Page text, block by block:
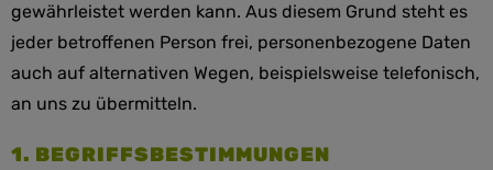
gewährleistet werden kann. Aus diesem Grund steht es
jeder betroffenen Person frei, personenbezogene Daten
auch auf alternativen Wegen, beispielsweise telefonisch,
an uns zu übermitteln.
1. BEGRIFFSBESTIMMUNGEN